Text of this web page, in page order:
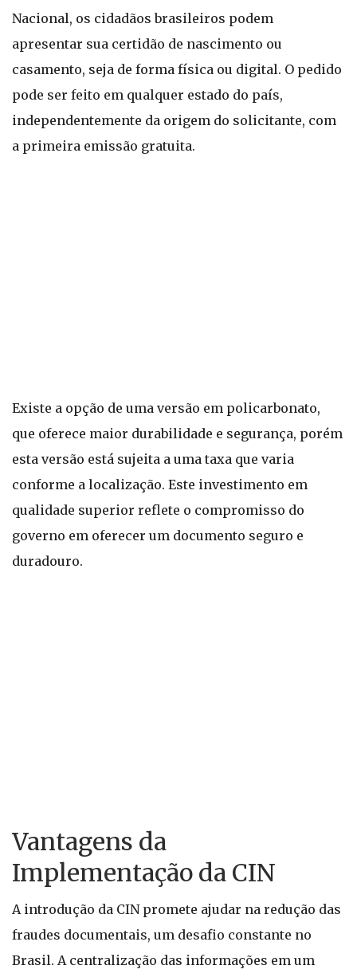
Nacional, os cidadãos brasileiros podem
apresentar sua certidão de nascimento ou
casamento, seja de forma física ou digital. O pedido
pode ser feito em qualquer estado do país,
independentemente da origem do solicitante, com
a primeira emissão gratuita.
Existe a opção de uma versão em policarbonato,
que oferece maior durabilidade e segurança, porém
esta versão está sujeita a uma taxa que varia
conforme a localização. Este investimento em
qualidade superior reflete o compromisso do
governo em oferecer um documento seguro e
duradouro.
Vantagens da
Implementação da CIN
A introdução da CIN promete ajudar na redução das
fraudes documentais, um desafio constante no
Brasil. A centralização das informações em um